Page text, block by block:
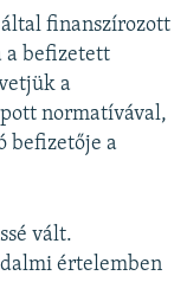
finanszírozott
a befizetett
a
normatívával,
befizetője a
vált.
értelemben